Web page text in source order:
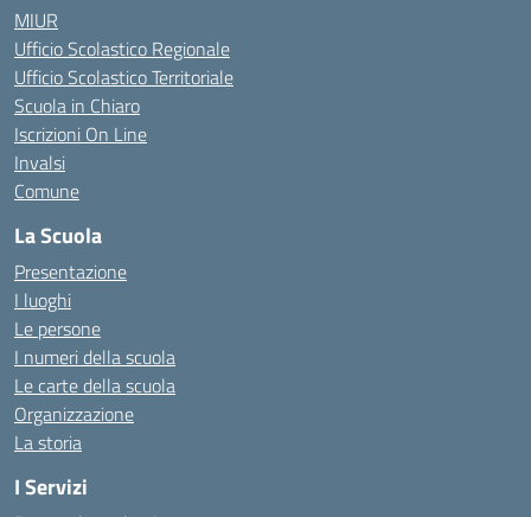
MIUR
Ufficio Scolastico Regionale
Ufficio Scolastico Territoriale
Scuola in Chiaro
Iscrizioni On Line
Invalsi
Comune
La Scuola
Presentazione
I luoghi
Le persone
I numeri della scuola
Le carte della scuola
Organizzazione
La storia
I Servizi